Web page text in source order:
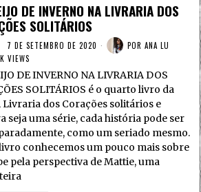
DE INVERNO NA LIVRARIA DOS
SOLITÁRIOS
7 DE SETEMBRO DE 2020 POR ANA LU
VIEWS
DE INVERNO NA LIVRARIA DOS
SOLITÁRIOS é o quarto livro da
Livraria dos Corações solitários e
seja uma série, cada história pode ser
como um seriado mesmo.
conhecemos um pouco mais sobre
pela perspectiva de Mattie, uma